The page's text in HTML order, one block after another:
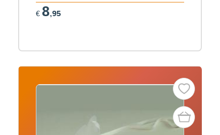
€ 8,95